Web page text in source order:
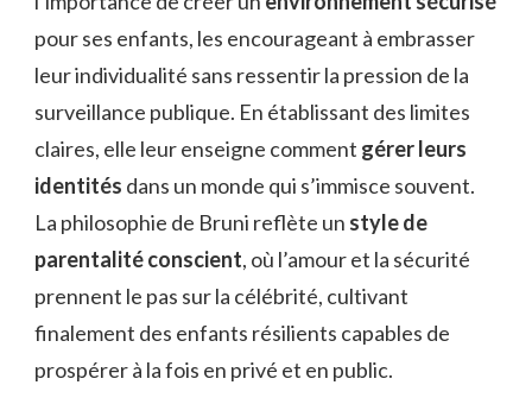
pour ses enfants, les encourageant à embrasser
leur individualité sans ressentir la pression de la
surveillance publique. En établissant des limites
claires, elle leur enseigne comment gérer leurs
identités dans un monde qui s’immisce souvent.
La philosophie de Bruni reflète un style de
parentalité conscient, où l’amour et la sécurité
prennent le pas sur la célébrité, cultivant
finalement des enfants résilients capables de
prospérer à la fois en privé et en public.